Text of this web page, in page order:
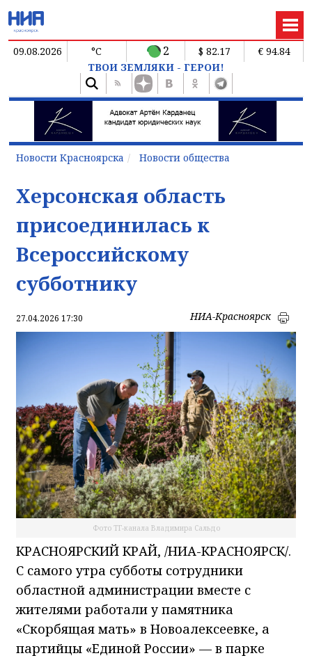
09.08.2026 °C 2 $ 82.17
€ 94.84
ТВОИ ЗЕМЛЯКИ - ГЕРОИ!
Новости Красноярска Новости общества
Херсонская область
присоединилась к
Всероссийскому
субботнику
27.04.2026 17:30 НИА-Красноярск
Фото ТГ-канала Владимира Сальдо
КРАСНОЯРСКИЙ КРАЙ, /НИА-КРАСНОЯРСК/.
С самого утра субботы сотрудники
областной администрации вместе с
жителями работали у памятника
«Скорбящая мать» в Новоалексеевке, а
партийцы «Единой России» — в парке